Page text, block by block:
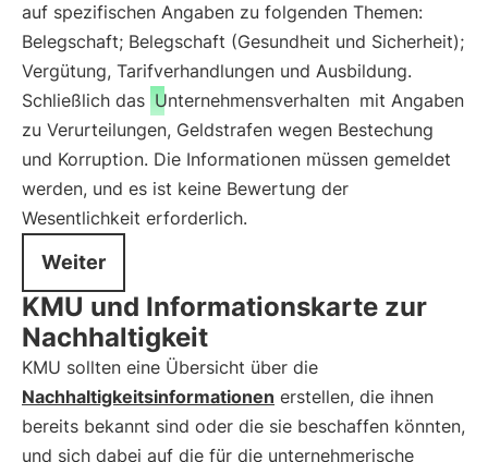
auf spezifischen Angaben zu folgenden Themen:
Belegschaft; Belegschaft (Gesundheit und Sicherheit);
Vergütung, Tarifverhandlungen und Ausbildung.
Schließlich das Unternehmensverhalten mit Angaben
zu Verurteilungen, Geldstrafen wegen Bestechung
und Korruption. Die Informationen müssen gemeldet
werden, und es ist keine Bewertung der
Wesentlichkeit erforderlich.
Weiter
KMU und Informationskarte zur
Nachhaltigkeit
KMU sollten eine Übersicht über die
Nachhaltigkeitsinformationen erstellen, die ihnen
bereits bekannt sind oder die sie beschaffen könnten,
und sich dabei auf die für die unternehmerische